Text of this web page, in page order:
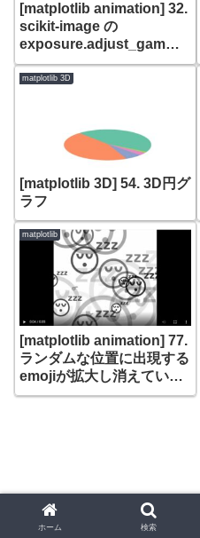
[matplotlib animation] 32.
scikit-image の
exposure.adjust_gamma
におけるgamma値変化ア
ニメーション
matplotlib 3D
[matplotlib 3D] 54. 3D円グ
ラフ
matplotlib
[matplotlib animation] 77.
ランダムな位置に出現する
emojiが拡大し消えていく
アニメーション
ホーム 検索